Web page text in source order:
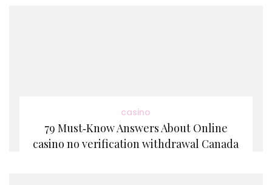
casino
79 Must‑Know Answers About Online
casino no verification withdrawal Canada